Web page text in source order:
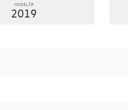
MODELÅR
2019